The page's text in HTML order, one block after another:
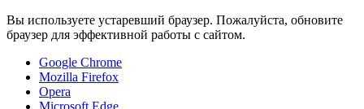
Вы используете устаревший браузер. Пожалуйста, обновите
браузер для эффективной работы с сайтом.
Google Chrome
Mozilla Firefox
Opera
Microsoft Edge